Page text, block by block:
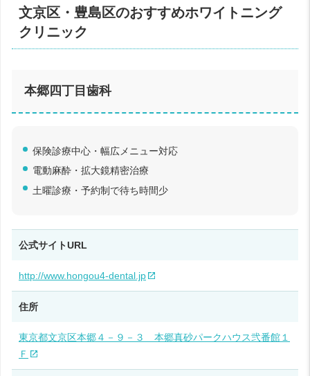
文京区・豊島区のおすすめホワイトニング
クリニック
本郷四丁目歯科
保険診療中心・幅広メニュー対応
電動麻酔・拡大鏡精密治療
土曜診療・予約制で待ち時間少
公式サイトURL
http://www.hongou4-dental.jp
住所
東京都文京区本郷４－９－３ 本郷真砂パークハウス弐番館１
Ｆ